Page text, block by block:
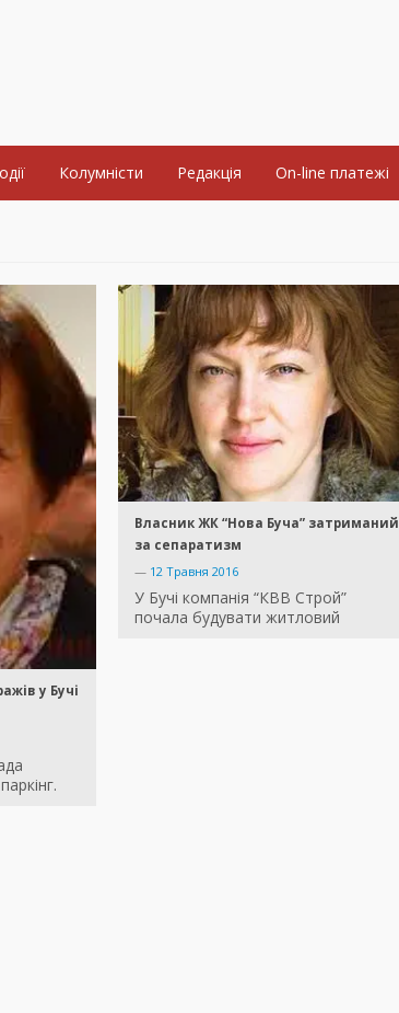
Колумністи Редакція On-line платежі
у Бучі
Власник ЖК “Нова Буча” затриманий
за сепаратизм
— 12 Травня 2016
У Бучі компанія “КВВ Строй”
почала будувати житловий